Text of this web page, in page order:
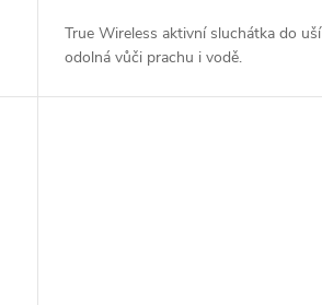
True Wireless aktivní sluchátka do uší
odolná vůči prachu i vodě.